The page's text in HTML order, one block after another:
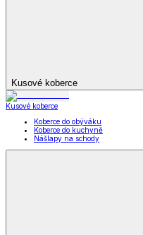
Kusové koberce
Kusové koberce
Koberce do obýváku
Koberce do kuchyně
Nášlapy na schody